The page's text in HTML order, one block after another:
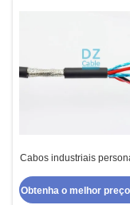
Cabos industriais
TPV Cable 4 pares + 2
Obtenha o melhor preço